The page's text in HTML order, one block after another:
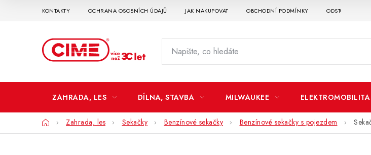
KONTAKTY OCHRANA OSOBNÍCH ÚDAJŮ JAK NAKUPOVAT OBCHODNÍ PODMÍNKY ODSTOUPENÍ OD
ZAHRADA, LES DÍLNA, STAVBA MILWAUKEE ELEKTROMOBILITA
DomůZahrada, les Sekačky Benzínové sekačky Benzínové sekačky s pojezdem